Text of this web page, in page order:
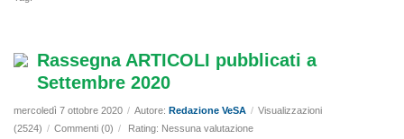
Rassegna ARTICOLI pubblicati a
Settembre 2020
mercoledì 7 ottobre 2020 / Autore: Redazione VeSA / Visualizzazioni
(2524) / Commenti (0) / Rating: Nessuna valutazione